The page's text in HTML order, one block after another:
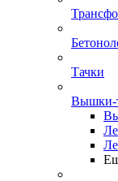
Тачки
Вышки-